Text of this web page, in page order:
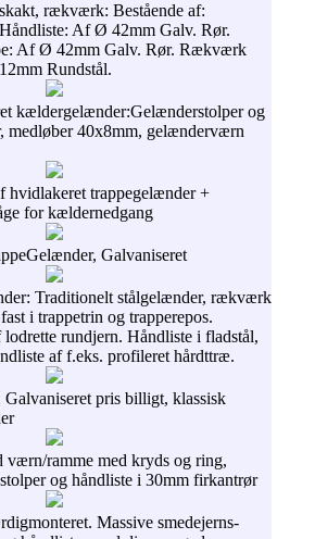
rækværk: Bestående af:
Af Ø 42mm Galv. Rør.
Af Ø 42mm Galv. Rør. Rækværk
Rundstål.
kældergelænder:Gelænderstolper og
medløber 40x8mm, gelænderværn
hvidlakeret trappegelænder +
for kældernedgang
Galvaniseret
Traditionelt stålgelænder, rækværk
i trappetrin og trapperepos.
rundjern. Håndliste i fladstål,
af f.eks. profileret hårdttræ.
pris billigt, klassisk
ramme med kryds og ring,
og håndliste i 30mm firkantrør
Massive smedejerns-